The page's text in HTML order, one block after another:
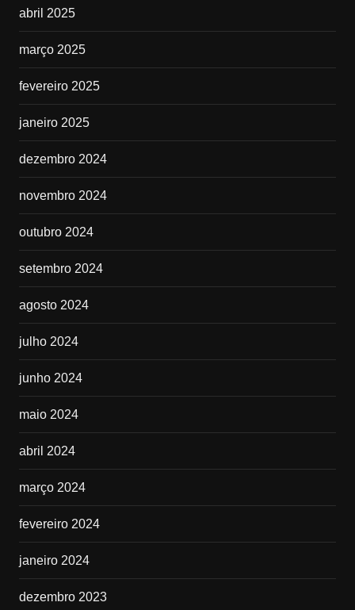
abril 2025
março 2025
fevereiro 2025
janeiro 2025
dezembro 2024
novembro 2024
outubro 2024
setembro 2024
agosto 2024
julho 2024
junho 2024
maio 2024
abril 2024
março 2024
fevereiro 2024
janeiro 2024
dezembro 2023